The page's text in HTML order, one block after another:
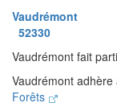
Vaudrémont
52330
Vaudrémont fait
Vaudrémont adhère
Forêts